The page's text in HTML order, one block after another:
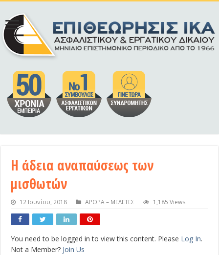
Η άδεια αναπαύσεως των
μισθωτών
12 Ιουνίου, 2018 ΑΡΘΡΑ – ΜΕΛΕΤΕΣ 1,185 Views
You need to be logged in to view this content. Please Log In.
Not a Member? Join Us